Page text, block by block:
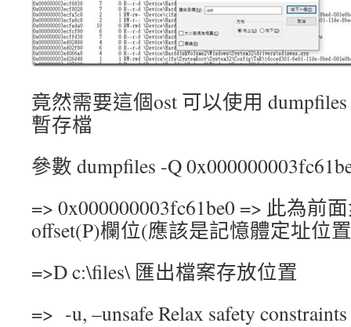
竟然需要這個ost 可以使用
暫存檔
參數 dumpfiles -Q
=> 0x000000003fc61be0 => 此為前
offset(P)欄位(應該是記憶體定址位
=>D c:\files\ 匯出檔案存放位置
=> -u, –unsafe Relax safety